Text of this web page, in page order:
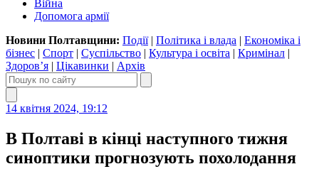
Війна
Допомога армії
Новини Полтавщини: Події| Політика і влада | Економіка і
бізнес | Спорт | Суспільство | Культура і освіта | Кримінал |
Здоров’я | Цікавинки | Архів
14 квітня 2024, 19:12
В Полтаві в кінці наступного тижня
синоптики прогнозують похолодання